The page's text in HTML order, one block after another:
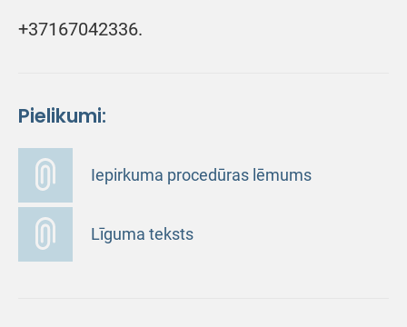
+37167042336.
Pielikumi:
Iepirkuma procedūras lēmums
Līguma teksts